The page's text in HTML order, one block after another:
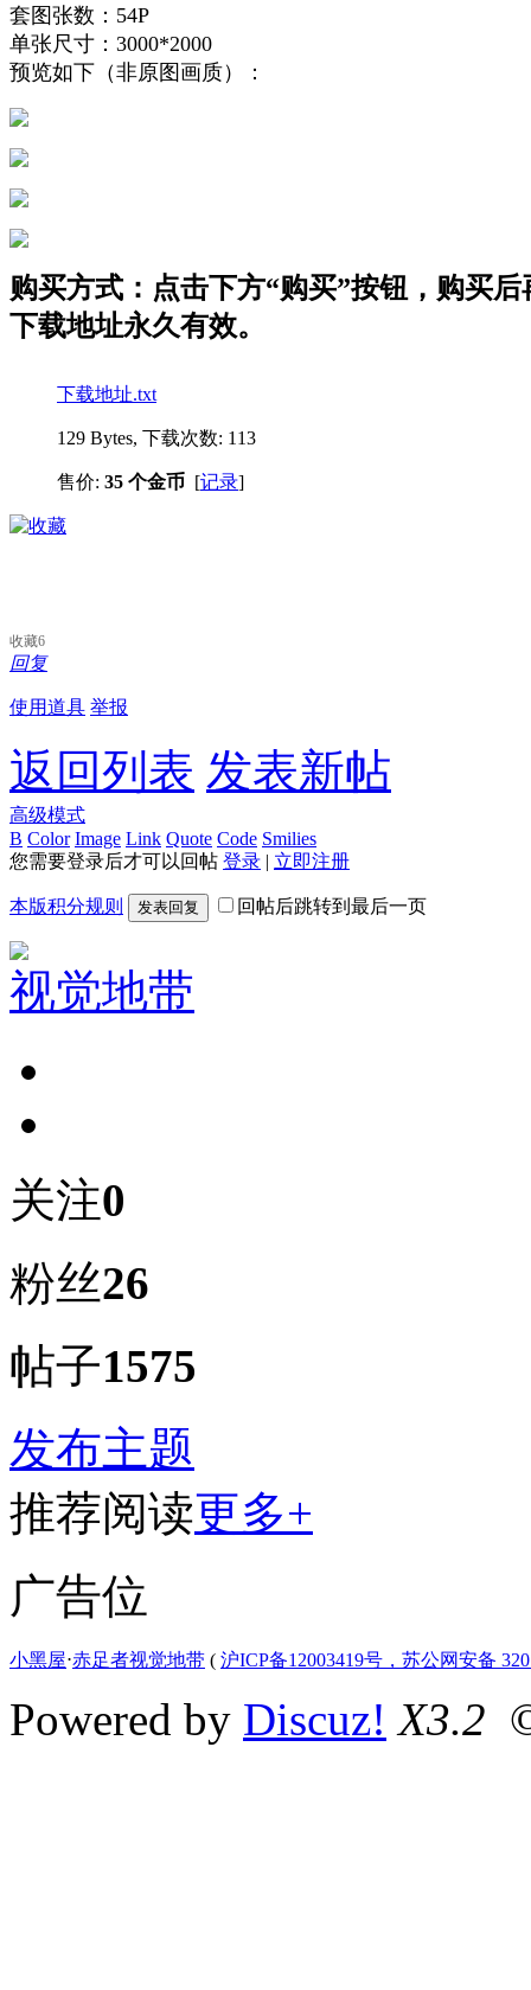
套图张数：54P
单张尺寸：3000*2000
预览如下（非原图画质）：
购买方式：点击下方“购买”按钮，购买
下载地址永久有效。
下载地址.txt
129 Bytes, 下载次数: 113
售价: 35 个金币 [记录]
收藏6
回复
使用道具 举报
返回列表 发表新帖
高级模式
B Color Image Link Quote Code Smilies
您需要登录后才可以回帖 登录 | 立即注册
本版积分规则 发表回复 回帖后跳转到最后一页
视觉地带
关注0
粉丝26
帖子1575
发布主题
推荐阅读更多+
广告位
小黑屋⋅赤足者视觉地带 ( 沪ICP备12003419号，苏公网安备
Powered by Discuz! X3.2